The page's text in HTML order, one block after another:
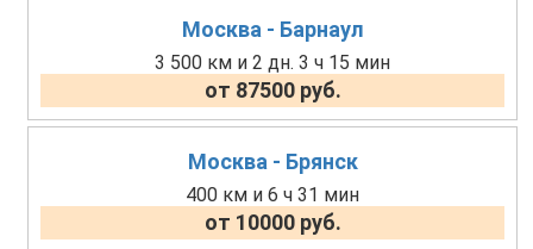
Москва - Барнаул
3 500 км и 2 дн. 3 ч 15 мин
от 87500 руб.
Москва - Брянск
400 км и 6 ч 31 мин
от 10000 руб.